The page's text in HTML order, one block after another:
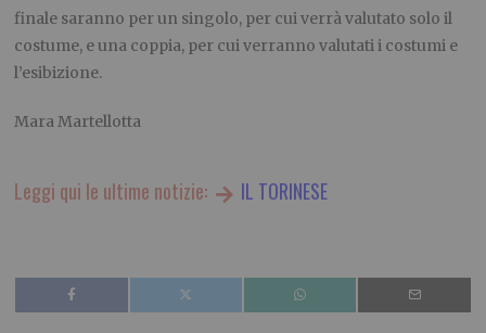
finale saranno per un singolo, per cui verrà valutato solo il
costume, e una coppia, per cui verranno valutati i costumi e
l’esibizione.
Mara Martellotta
Leggi qui le ultime notizie: IL TORINESE